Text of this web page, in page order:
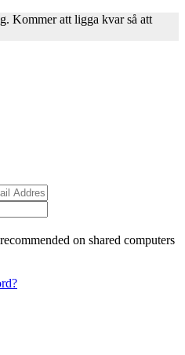
Kommer att ligga kvar så att
on shared computers